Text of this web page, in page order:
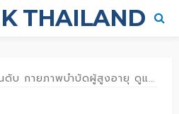
THAILAND
ภาพบำบัดผู้สูงอายุ ดูแล ฟื้นฟูร่างกายทั้งผู้ป่วยทั่วไปและผู้ป่วยติดเตียง